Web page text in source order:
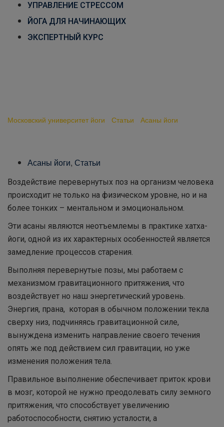
УПРАВЛЕНИЕ СТРЕССОМ
ЙОГА ДЛЯ НАЧИНАЮЩИХ
ЭКСПЕРТНЫЙ КУРС
Московский университет йоги Статьи Асаны йоги
Асаны йоги, Статьи
Воздействие перевернутых поз на организм человека
происходит не только на физическом уровне, но и на
более тонких – ментальном и эмоциональном.
Эти асаны являются неотъемлемы в практике хатха-
йоги, одной из их характерных особенностей является
замедление процессов старения.
Выполняя перевернутые позы, мы работаем с
механизмом гравитационного притяжения, что
воздействует но наш энергетический уровень.
Энергия, прана, которая в обычном положении текла
сверху низ, подчиняясь гравитационной силе,
вынуждена изменить направление своего течения
опять же под действием сил гравитации, но уже
изменения положения тела.
Правильное выполнение обеспечивает приток крови
в мозг, которой не нужно преодолевать силу земного
притяжения, что способствует увеличению
работоспособности, снятию усталости, а